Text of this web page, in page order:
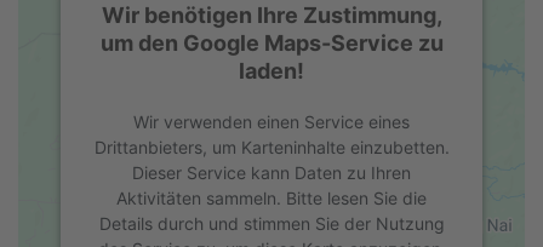
Wir benötigen Ihre Zustimmung,
um den Google Maps-Service zu
laden!
Wir verwenden einen Service eines
Drittanbieters, um Karteninhalte einzubetten.
Dieser Service kann Daten zu Ihren
Aktivitäten sammeln. Bitte lesen Sie die
Details durch und stimmen Sie der Nutzung